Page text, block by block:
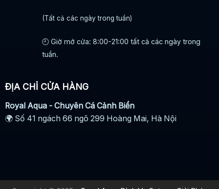
(Tất cả các ngày trong tuần)
🕘 Giờ mở cửa: 8:00-21:00 tất cả các ngày trong
tuần.
ĐỊA CHỈ CỬA HÀNG
Royal Aqua - Chuyên Cá Cảnh Biển
🌍 Số 41 ngách 66 ngõ 299 Hoàng Mai, Hà Nội